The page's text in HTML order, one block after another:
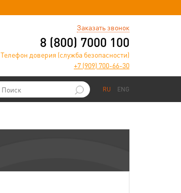
Заказать звонок
8 (800) 7000 100
Телефон доверия (служба безопасности)
+7 (909) 700-66-30
RU ENG